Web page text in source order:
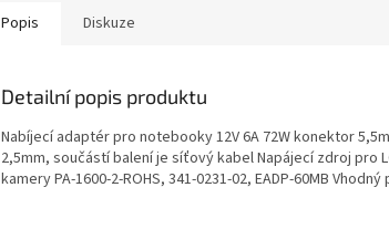
Popis Diskuze
Detailní popis produktu
Nabíjecí adaptér pro notebooky 12V 6A 72W konektor
2,5mm, součástí balení je síťový kabel Napájecí zdroj pro
kamery PA-1600-2-ROHS, 341-0231-02, EADP-60MB